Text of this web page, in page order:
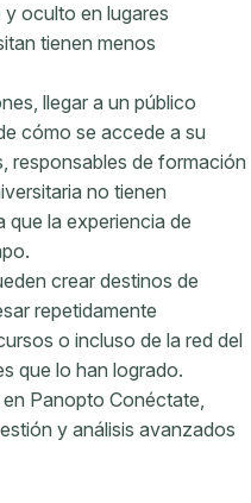
oculto en lugares
tienen menos
llegar a un público
cómo se accede a su
responsables de formación
no tienen
que la experiencia de
crear destinos de
repetidamente
o incluso de la red del
que lo han logrado.
Panopto Conéctate,
y análisis avanzados